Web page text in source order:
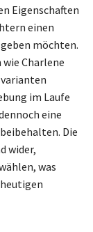
Eigenschaften
einen
möchten.
wie Charlene
im Laufe
eine
Die
wider,
was